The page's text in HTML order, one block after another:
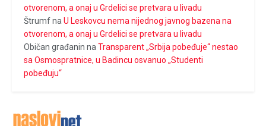
otvorenom, a onaj u Grdelici se pretvara u livadu
Štrumfna U Leskovcu nema nijednog javnog bazena na
otvorenom, a onaj u Grdelici se pretvara u livadu
Običan građanin na Transparent „Srbija pobeđuje“ nestao
sa Osmospratnice, u Badincu osvanuo „Studenti
pobeđuju“